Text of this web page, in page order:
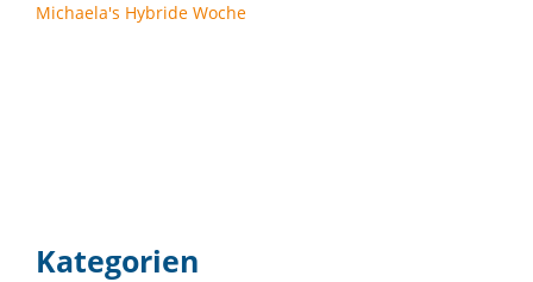
Michaela's Hybride Woche
Kategorien